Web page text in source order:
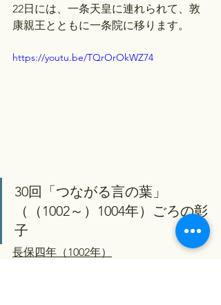
22日には、一条天皇に連れられて、敦
康親王とともに一条院に移ります。
https://youtu.be/TQrOrOkWZ74
30回「つながる言の葉」
（（1002～）1004年）ごろの彰
子
長保四年（1002年）